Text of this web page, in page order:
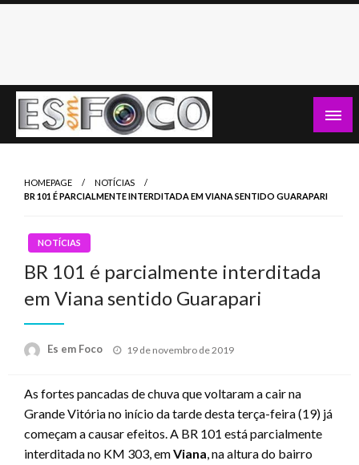
Skip
HOMEPAGE
NOTÍCIAS
BR 101 É PARCIALMENTE INTERDITADA EM VIANA SENTIDO GUARAPARI
NOTÍCIAS
BR 101 é parcialmente interditada
em Viana sentido Guarapari
Es em Foco
Posted
19 de novembro de 2019
As fortes pancadas de chuva que voltaram a cair na
Grande Vitória no início da tarde desta terça-feira (19) já
começam a causar efeitos. A BR 101 está parcialmente
interditada no KM 303, emViana, na altura do bairro